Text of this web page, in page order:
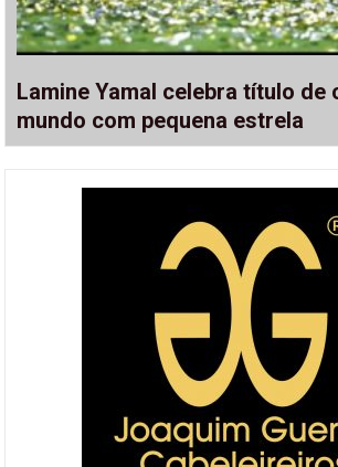
Lamine Yamal celebra título de
mundo com pequena estrela